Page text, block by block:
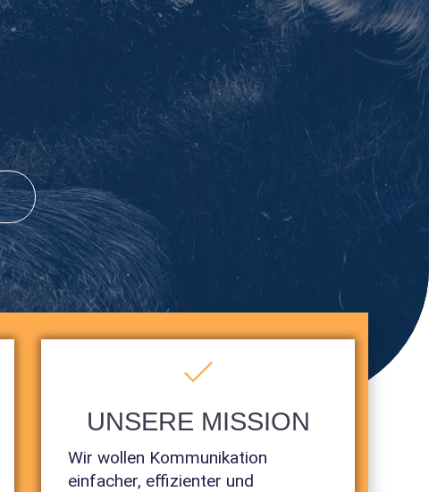
UNSERE MISSION
Wir wollen Kommunikation
einfacher, effizienter und